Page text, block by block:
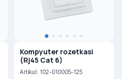
Kompyuter rozetkasi
(Rj45 Cat 6)
Artikul: 102-010005-125